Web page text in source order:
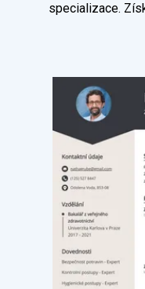
specializace.